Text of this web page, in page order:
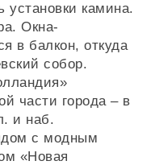
установки камина.
Окна-
в балкон, откуда
собор.
части города – в
и наб.
с модным
«Новая